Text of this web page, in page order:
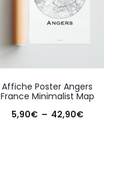
Affiche Poster Angers
France Minimalist Map
5,90€ – 42,90€Plage